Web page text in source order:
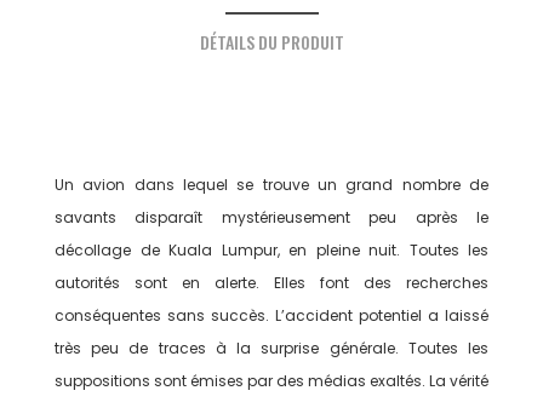
DÉTAILS DU PRODUIT
Un avion dans lequel se trouve un grand nombre de
savants disparaît mystérieusement peu après le
décollage de Kuala Lumpur, en pleine nuit. Toutes les
autorités sont en alerte. Elles font des recherches
conséquentes sans succès. L’accident potentiel a laissé
très peu de traces à la surprise générale. Toutes les
suppositions sont émises par des médias exaltés. La vérité